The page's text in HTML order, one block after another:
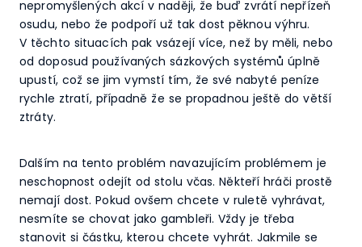
nepromyšlených akcí v naději, že buď zvrátí nepřízeň
osudu, nebo že podpoří už tak dost pěknou výhru.
V těchto situacích pak vsázejí více, než by měli, nebo
od doposud používaných sázkových systémů úplně
upustí, což se jim vymstí tím, že své nabyté peníze
rychle ztratí, případně že se propadnou ještě do větší
ztráty.
Dalším na tento problém navazujícím problémem je
neschopnost odejít od stolu včas. Někteří hráči prostě
nemají dost. Pokud ovšem chcete v ruletě vyhrávat,
nesmíte se chovat jako gambleři. Vždy je třeba
stanovit si částku, kterou chcete vyhrát. Jakmile se